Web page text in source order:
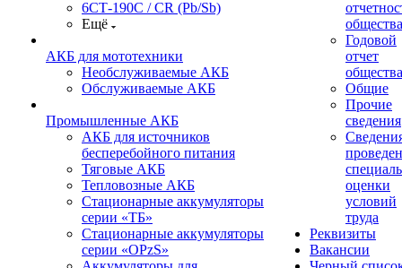
6СТ-190С / CR (Pb/Sb)
Ещё
АКБ для мототехники
Необслуживаемые АКБ
Обслуживаемые АКБ
Промышленные АКБ
АКБ для источников
бесперебойного питания
Тяговые АКБ
Тепловозные АКБ
Стационарные аккумуляторы
серии «ТБ»
Стационарные аккумуляторы
серии «OPzS»
общества
Годовой
отчет
общества
Общие
Прочие
сведения
оценки
условий
труда
Реквизиты
Вакансии